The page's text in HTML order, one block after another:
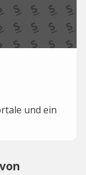
und ein